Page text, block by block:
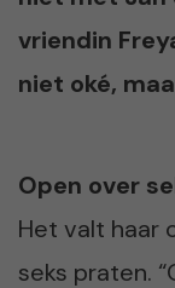
vriendin
niet oké,
Open over
Het valt haar
seks praten.